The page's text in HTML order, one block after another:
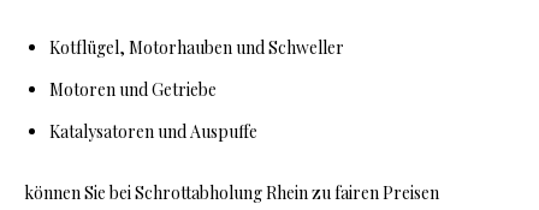
Kotflügel, Motorhauben und Schweller
Motoren und Getriebe
Katalysatoren und Auspuffe
können Sie bei Schrottabholung Rhein zu fairen Preisen